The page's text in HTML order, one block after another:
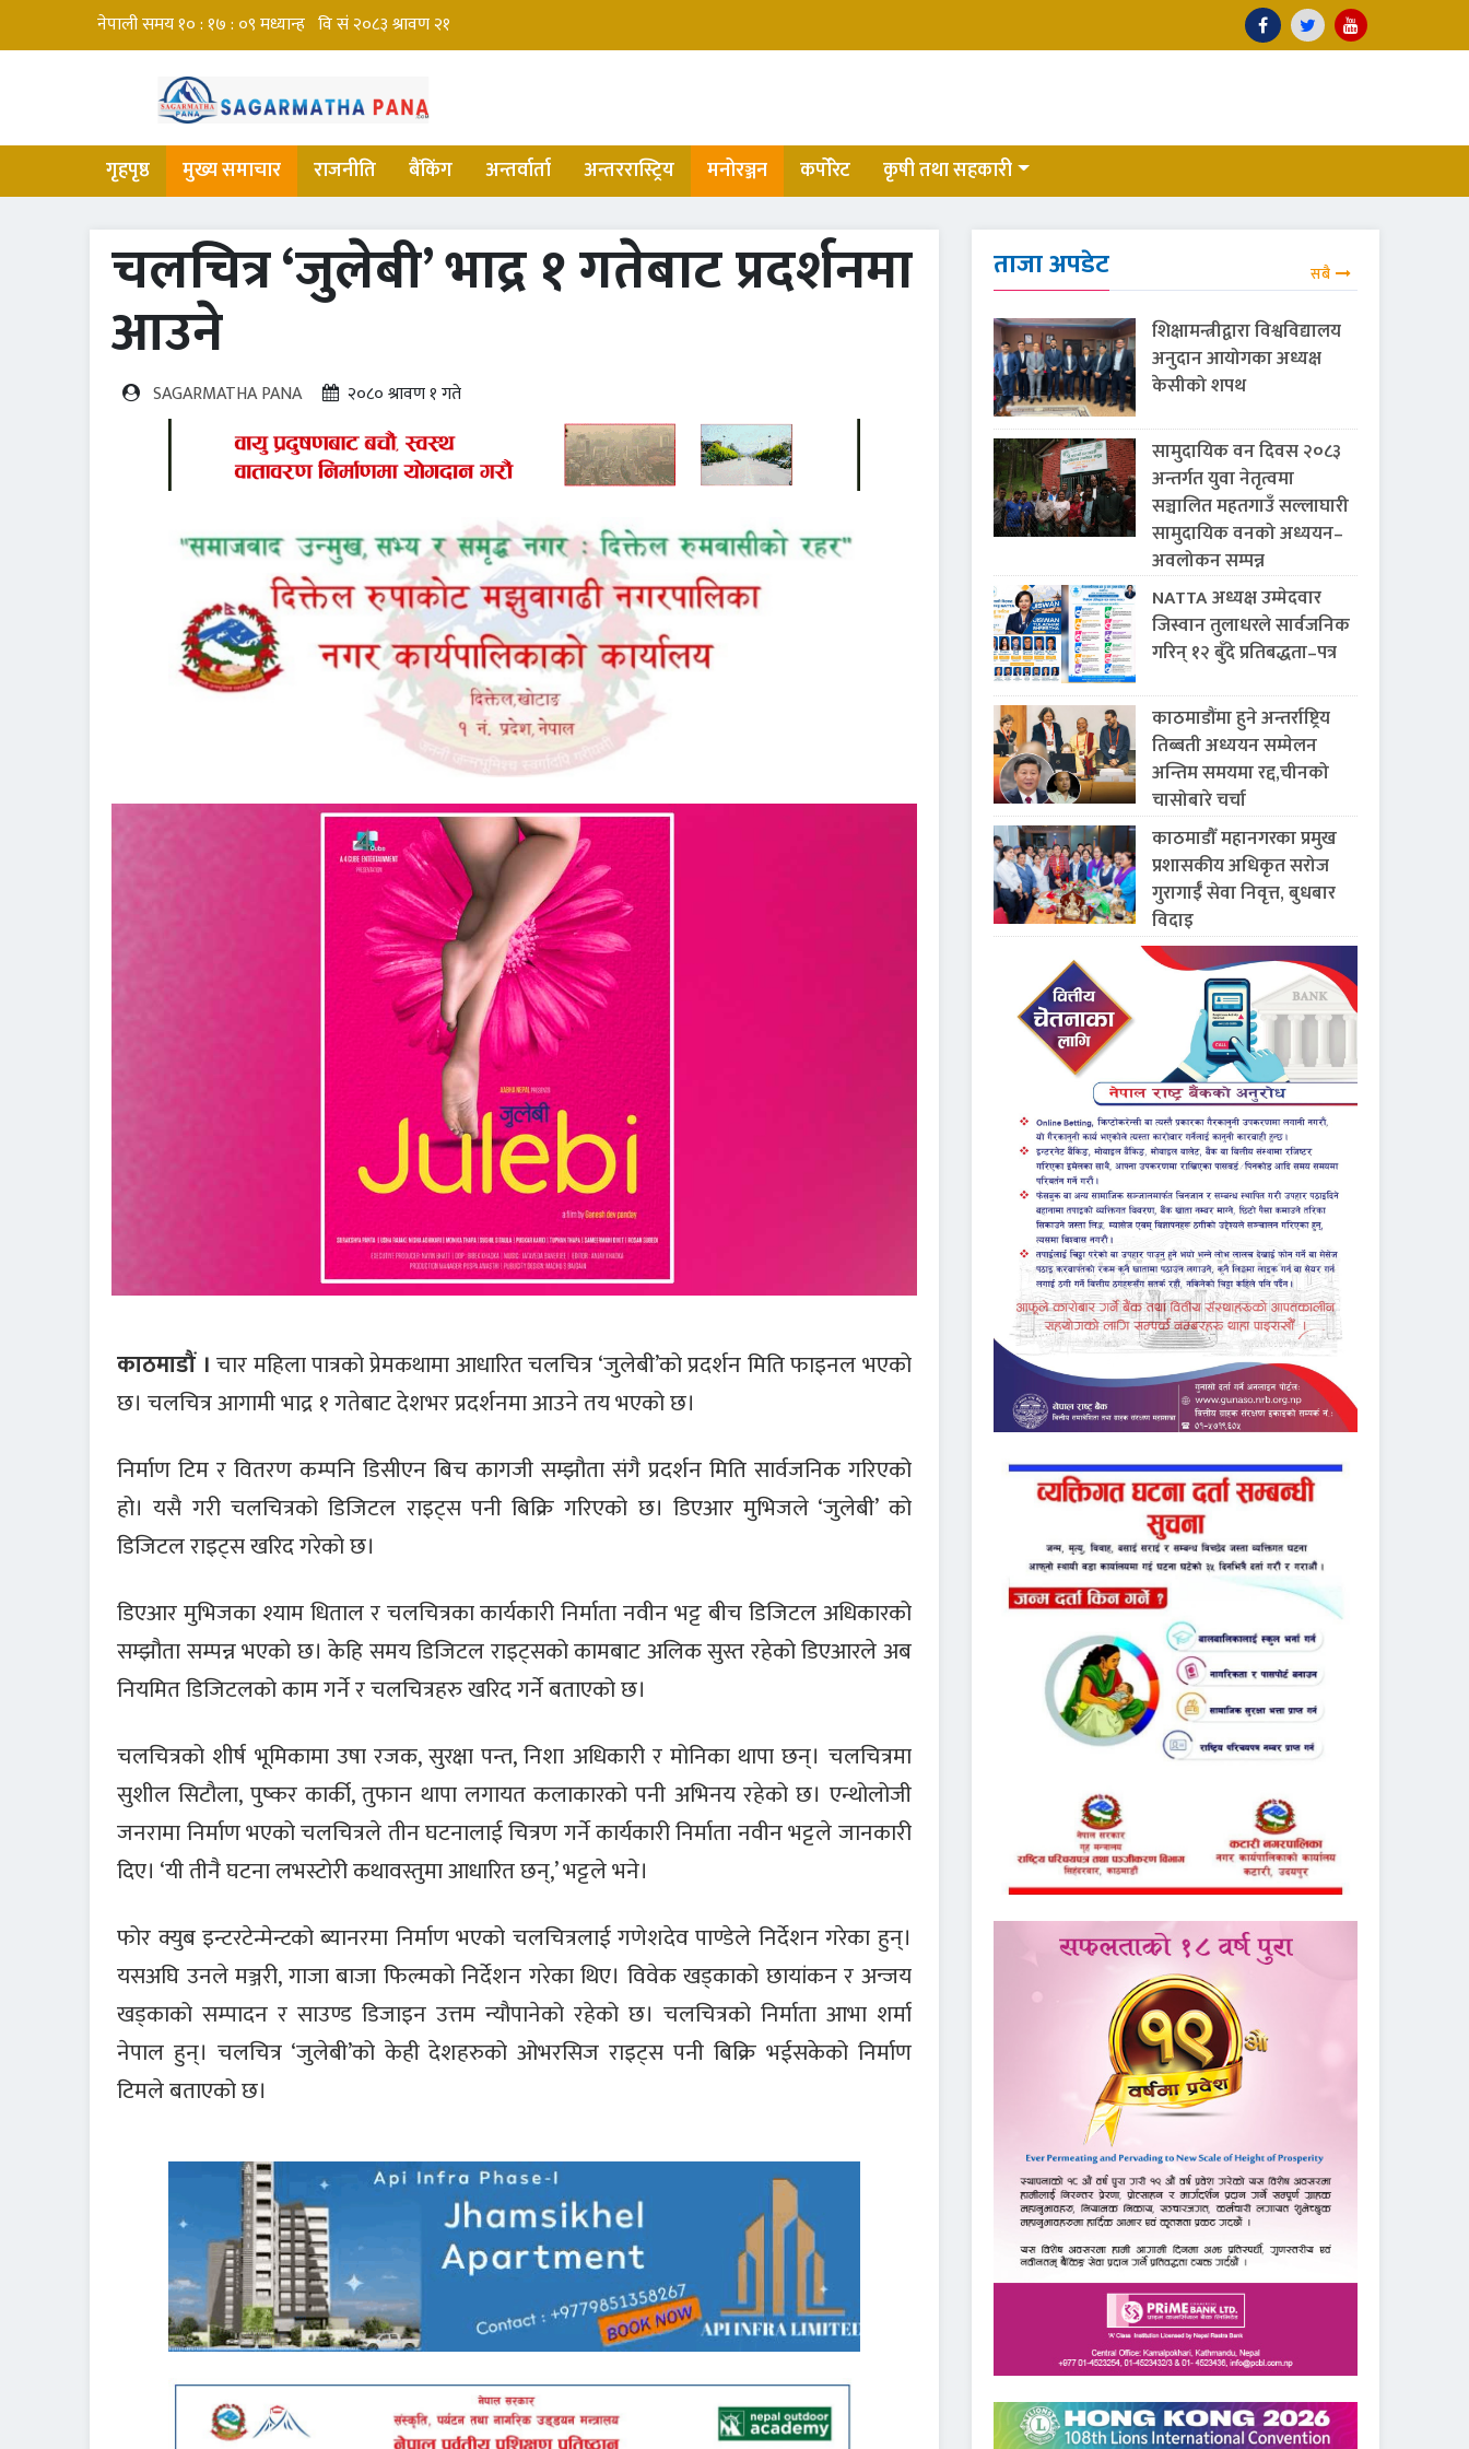
गृहपृष्ठ मुख्य समाचार राजनीति बैंकिंग अन्तर्वार्ता अन्तररास्ट्रिय मनोरञ्जन कर्पोरेट कृषी तथा सहकारी
चलचित्र ‘जुलेबी’ भाद्र १ गतेबाट प्रदर्शनमा
आउने
SAGARMATHA PANA २०८० श्रावण १ गते
काठमाडौं ।चार महिला पात्रको प्रेमकथामा आधारित चलचित्र ‘जुलेबी’को प्रदर्शन मिति फाइनल भएको
छ। चलचित्र आगामी भाद्र १ गतेबाट देशभर प्रदर्शनमा आउने तय भएको छ।
निर्माण टिम र वितरण कम्पनि डिसीएन बिच कागजी सम्झौता संगै प्रदर्शन मिति सार्वजनिक गरिएको
हो। यसै गरी चलचित्रको डिजिटल राइट्स पनी बिक्रि गरिएको छ। डिएआर मुभिजले ‘जुलेबी’ को
डिजिटल राइट्स खरिद गरेको छ।
डिएआर मुभिजका श्याम धिताल र चलचित्रका कार्यकारी निर्माता नवीन भट्ट बीच डिजिटल अधिकारको
सम्झौता सम्पन्न भएको छ। केहि समय डिजिटल राइट्सको कामबाट अलिक सुस्त रहेको डिएआरले अब
नियमित डिजिटलको काम गर्ने र चलचित्रहरु खरिद गर्ने बताएको छ।
चलचित्रको शीर्ष भूमिकामा उषा रजक, सुरक्षा पन्त, निशा अधिकारी र मोनिका थापा छन्। चलचित्रमा
सुशील सिटौला, पुष्कर कार्की, तुफान थापा लगायत कलाकारको पनी अभिनय रहेको छ। एन्थोलोजी
जनरामा निर्माण भएको चलचित्रले तीन घटनालाई चित्रण गर्ने कार्यकारी निर्माता नवीन भट्टले जानकारी
दिए। ‘यी तीनै घटना लभस्टोरी कथावस्तुमा आधारित छन्,’ भट्टले भने।
फोर क्युब इन्टरटेन्मेन्टको ब्यानरमा निर्माण भएको चलचित्रलाई गणेशदेव पाण्डेले निर्देशन गरेका हुन्।
यसअघि उनले मञ्जरी, गाजा बाजा फिल्मको निर्देशन गरेका थिए। विवेक खड्काको छायांकन र अन्जय
खड्काको सम्पादन र साउण्ड डिजाइन उत्तम न्यौपानेको रहेको छ। चलचित्रको निर्माता आभा शर्मा
नेपाल हुन्। चलचित्र ‘जुलेबी’को केही देशहरुको ओभरसिज राइट्स पनी बिक्रि भईसकेको निर्माण
टिमले बताएको छ।
ताजा अपडेट सबै
शिक्षामन्त्रीद्वारा विश्वविद्यालय
अनुदान आयोगका अध्यक्ष
केसीको शपथ
सामुदायिक वन दिवस २०८३
अन्तर्गत युवा नेतृत्वमा
सञ्चालित महतगाउँ सल्लाघारी
सामुदायिक वनको अध्ययन–
अवलोकन सम्पन्न
NATTA अध्यक्ष उम्मेदवार
जिस्वान तुलाधरले सार्वजनिक
गरिन् १२ बुँदे प्रतिबद्धता–पत्र
काठमाडौंमा हुने अन्तर्राष्ट्रिय
तिब्बती अध्ययन सम्मेलन
अन्तिम समयमा रद्द,चीनको
चासोबारे चर्चा
काठमाडौँ महानगरका प्रमुख
प्रशासकीय अधिकृत सरोज
गुरागाईँ सेवा निवृत्त, बुधबार
विदाइ